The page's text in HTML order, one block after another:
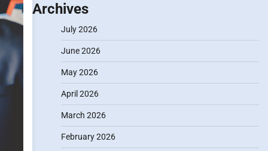
Archives
July 2026
June 2026
May 2026
April 2026
March 2026
February 2026